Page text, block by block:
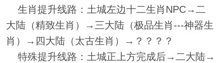
生肖提升线路：土城左边十二生肖NPC→二
大陆（精致生肖）→三大陆（极品生肖---神器生
肖）→四大陆（太古生肖）→？？？？
特殊提升线路：土城正上方完成后→二大陆→